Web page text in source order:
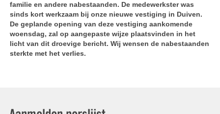
familie en andere nabestaanden. De medewerkster was
sinds kort werkzaam bij onze nieuwe vestiging in Duiven.
De geplande opening van deze vestiging aankomende
woensdag, zal op aangepaste wijze plaatsvinden in het
licht van dit droevige bericht. Wij wensen de nabestaanden
sterkte met het verlies.